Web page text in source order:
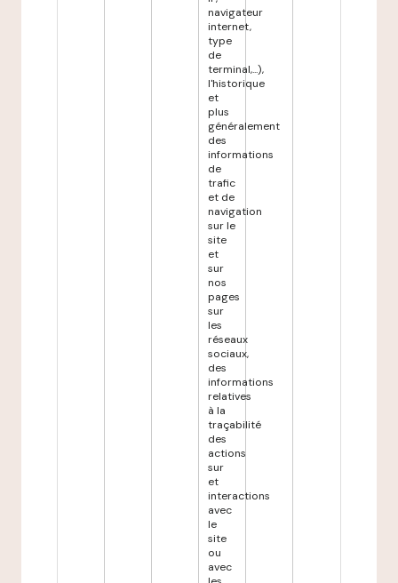
navigateur
internet,
type
de
terminal,...),
l'historique
et
plus
généralement
des
informations
de
trafic
et de
navigation
sur le
site
et
sur
nos
pages
sur
les
réseaux
sociaux,
des
informations
relatives
à la
traçabilité
des
actions
sur
et
interactions
avec
le
site
ou
avec